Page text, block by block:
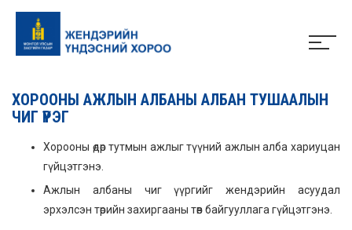
ХОРООНЫ АЖЛЫН АЛБАНЫ АЛБАН ТУШААЛЫН
ЧИГ ҮҮРЭГ
Хорооны өдөр тутмын ажлыг түүний ажлын алба хариуцан
гүйцэтгэнэ.
Ажлын албаны чиг үүргийг жендэрийн асуудал
эрхэлсэн төрийн захиргааны төв байгууллага гүйцэтгэнэ.